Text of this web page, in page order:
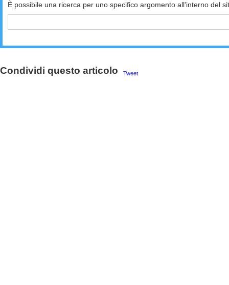
È possibile una ricerca per uno specifico argomento all'interno del
Condividi questo articolo Tweet